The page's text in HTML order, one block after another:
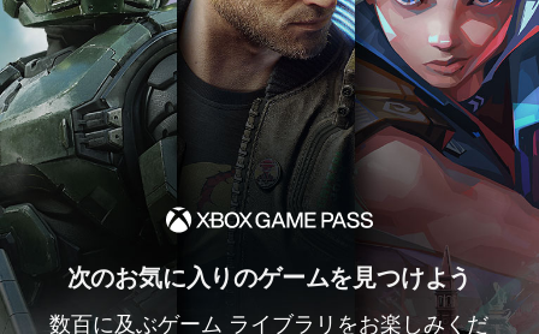
次のお気に入りのゲームを見つけよう
数百に及ぶゲーム ライブラリをお楽しみくだ